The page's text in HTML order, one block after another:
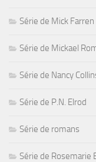
Série de Mick Farren
Série de Mickael
Série de Nancy
Série de P.N. Elrod
Série de romans
Série de Rosemarie